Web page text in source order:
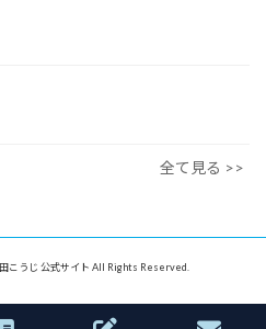
全て見る >>
こうじ 公式サイト All Rights Reserved.